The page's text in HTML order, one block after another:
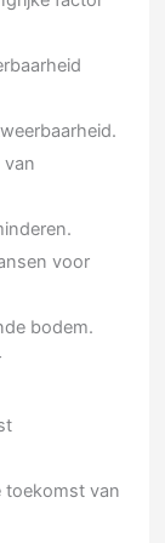
van
voor
bodem.
toekomst van